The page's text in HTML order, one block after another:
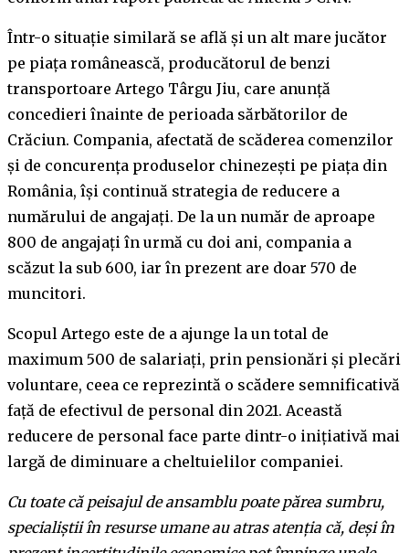
Într-o situație similară se află și un alt mare jucător
pe piața românească, producătorul de benzi
transportoare Artego Târgu Jiu, care anunță
concedieri înainte de perioada sărbătorilor de
Crăciun. Compania, afectată de scăderea comenzilor
și de concurența produselor chinezești pe piața din
România, își continuă strategia de reducere a
numărului de angajați. De la un număr de aproape
800 de angajați în urmă cu doi ani, compania a
scăzut la sub 600, iar în prezent are doar 570 de
muncitori.
Scopul Artego este de a ajunge la un total de
maximum 500 de salariați, prin pensionări și plecări
voluntare, ceea ce reprezintă o scădere semnificativă
față de efectivul de personal din 2021. Această
reducere de personal face parte dintr-o inițiativă mai
largă de diminuare a cheltuielilor companiei.
Cu toate că peisajul de ansamblu poate părea sumbru,
specialiștii în resurse umane au atras atenția că, deși în